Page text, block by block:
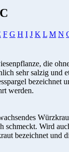
F G H I J K L M N
die
sehr salzig und
bezeichnet
werden.
schmeckt. Wird
bezeichnet und